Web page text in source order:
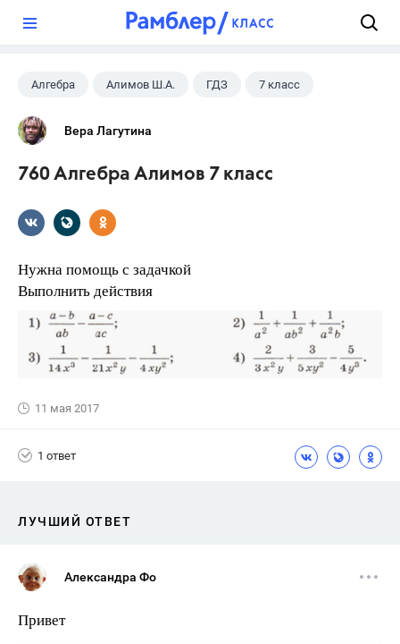
Алгебра Алимов Ш.А. ГДЗ 7 класс
Вера Лагутина
760 Алгебра Алимов 7 класс
Нужна помощь с задачкой
Выполнить действия
11 мая 2017
1 ответ
ЛУЧШИЙ ОТВЕТ
Александра Фо
Привет